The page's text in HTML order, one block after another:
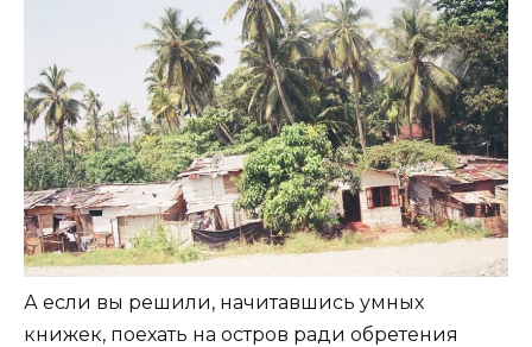
А если вы решили, начитавшись умных
книжек, поехать на остров ради обретения